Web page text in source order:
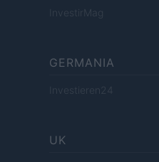
InvestirMag
GERMANIA
Investieren24
UK